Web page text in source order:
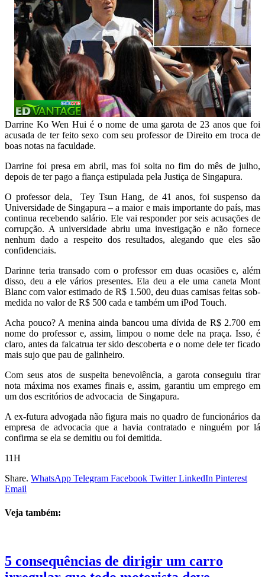
Darrine Ko Wen Hui é o nome de uma garota de 23 anos que foi
acusada de ter feito sexo com seu professor de Direito em troca de
boas notas na faculdade.
Darrine foi presa em abril, mas foi solta no fim do mês de julho,
depois de ter pago a fiança estipulada pela Justiça de Singapura.
O professor dela, Tey Tsun Hang, de 41 anos, foi suspenso da
Universidade de Singapura – a maior e mais importante do país, mas
continua recebendo salário. Ele vai responder por seis acusações de
corrupção. A universidade abriu uma investigação e não fornece
nenhum dado a respeito dos resultados, alegando que eles são
confidenciais.
Darinne teria transado com o professor em duas ocasiões e, além
disso, deu a ele vários presentes. Ela deu a ele uma caneta Mont
Blanc com valor estimado de R$ 1.500, deu duas camisas feitas sob-
medida no valor de R$ 500 cada e também um iPod Touch.
Acha pouco? A menina ainda bancou uma dívida de R$ 2.700 em
nome do professor e, assim, limpou o nome dele na praça. Isso, é
claro, antes da falcatrua ter sido descoberta e o nome dele ter ficado
mais sujo que pau de galinheiro.
Com seus atos de suspeita benevolência, a garota conseguiu tirar
nota máxima nos exames finais e, assim, garantiu um emprego em
um dos escritórios de advocacia de Singapura.
A ex-futura advogada não figura mais no quadro de funcionários da
empresa de advocacia que a havia contratado e ninguém por lá
confirma se ela se demitiu ou foi demitida.
11H
Share. WhatsApp Telegram Facebook Twitter LinkedIn Pinterest
Email
Veja também:
5 consequências de dirigir um carro